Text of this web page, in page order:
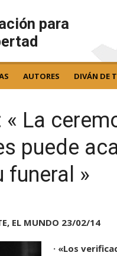
para
AUTORES DIVÁN DE
« La
puede
funeral »
EL MUNDO 23/02/14
· «Los